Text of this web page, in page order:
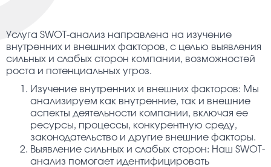
Услуга SWOT-анализ направлена на изучение
внутренних и внешних факторов, с целью выявления
сильных и слабых сторон компании, возможностей
роста и потенциальных угроз.
Изучение внутренних и внешних факторов: Мы
анализируем как внутренние, так и внешние
аспекты деятельности компании, включая ее
ресурсы, процессы, конкурентную среду,
законодательство и другие внешние факторы.
Выявление сильных и слабых сторон: Наш SWOT-
анализ помогает идентифицировать